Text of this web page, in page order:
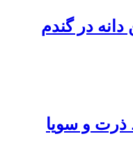
در گندم
ذرت و سویا